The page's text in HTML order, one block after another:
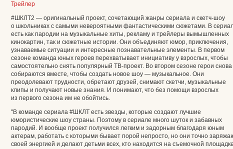
Трейлер
#ШКЛТ2 — оригинальный проект, сочетающий жанры сериала и скетч-шоу
о школьниках с самыми невероятными фантастическими сюжетами. В
есть как пародии на музыкальные хиты, рекламу и трейлеры вымышленных
кинокартин, так и сюжетные истории. Они объединяют юмор, приключения,
узнаваемые ситуации и интересные познавательные элементы. В первом
сезоне команда юных героев перехватывает инициативу у взрослых, чтобы
самостоятельно снять популярный ТВ-проект. Во втором сезоне герои снова
собираются вместе, чтобы создать новое шоу — музыкальное. Они
преодолевают трудности, обретают друзей, снимают скетчи, музыкальные
клипы и получают новые знания. И понимают, что без помощи взрослых
из первого сезона им не обойтись.
"В команде сериала #ШКЛТ есть звезды, которые создают лучшие
юмористические шоу страны. Поэтому в сериале много шуток и забавных
пародий. И вообще проект получился легким и задорным благодаря юным
актерам, работать с которыми бывает порой непросто, но они точно
своей энергией и делают детьми всех, кто находится на съемочной